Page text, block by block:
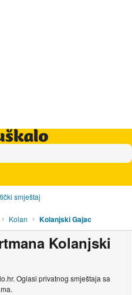
smještaj
Kolan Kolanjski Gajac
Kolanjski
Oglasi privatnog smještaja sa